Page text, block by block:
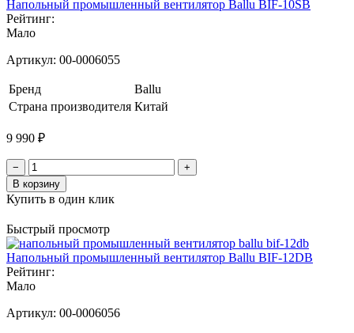
Напольный промышленный вентилятор Ballu BIF-10SB
Рейтинг:
Мало
Артикул: 00-0006055
Бренд
Ballu
Страна производителя Китай
9 990 ₽
−
+
В корзину
Купить в один клик
Быстрый просмотр
Напольный промышленный вентилятор Ballu BIF-12DB
Рейтинг:
Мало
Артикул: 00-0006056